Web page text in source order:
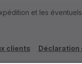
et les
clients Déclaration